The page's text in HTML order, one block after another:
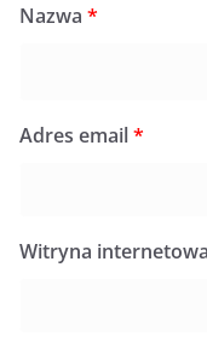
Nazwa *
Adres email*
Witryna internetowa